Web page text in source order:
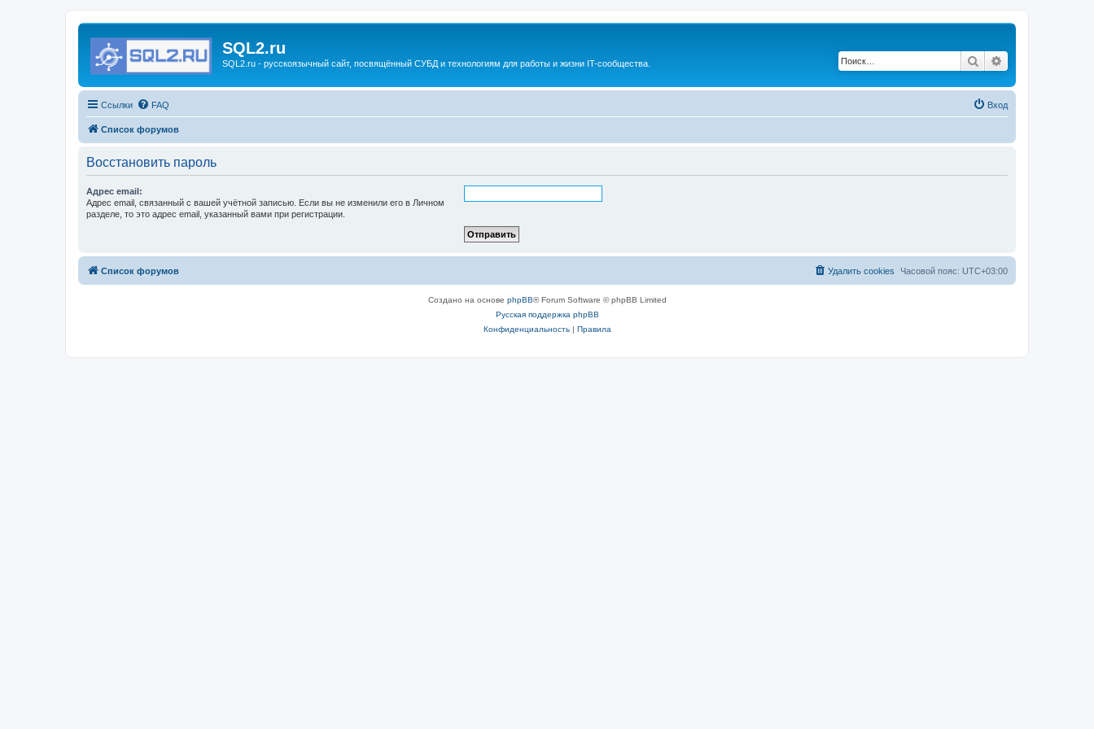
SQL2.ru
SQL2.ru - русскоязычный сайт, посвящённый СУБД и технологиям для работы и жизни IT-сообщества. Поиск
Ссылки FAQ Вход
Список форумов
Восстановить пароль
Адрес email:
Адрес email, связанный с вашей учётной записью. Если вы не изменили его в Личном
разделе, то это адрес email, указанный вами при регистрации.
Список форумов Часовой пояс: UTC+03:00
Удалить cookies
Создано на основе phpBB® Forum Software © phpBB Limited
Русская поддержка phpBB
Конфиденциальность| Правила